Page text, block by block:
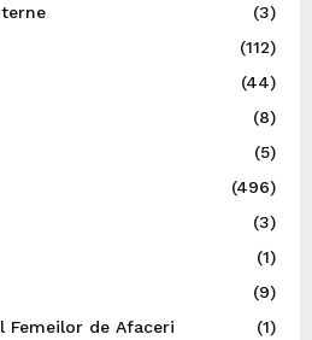
(3)
(112)
(44)
(8)
(5)
(496)
(3)
(1)
(9)
Femeilor de Afaceri
(1)